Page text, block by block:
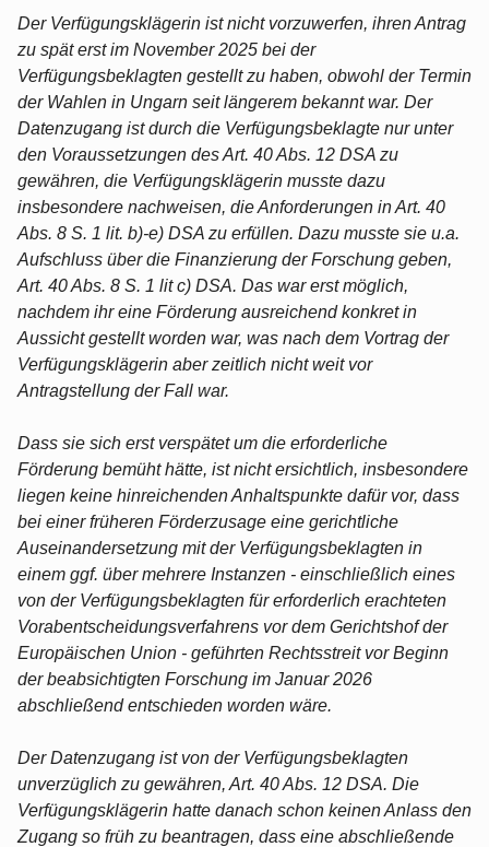
Der Verfügungsklägerin ist nicht vorzuwerfen, ihren Antrag
zu spät erst im November 2025 bei der
Verfügungsbeklagten gestellt zu haben, obwohl der Termin
der Wahlen in Ungarn seit längerem bekannt war. Der
Datenzugang ist durch die Verfügungsbeklagte nur unter
den Voraussetzungen des Art. 40 Abs. 12 DSA zu
gewähren, die Verfügungsklägerin musste dazu
insbesondere nachweisen, die Anforderungen in Art. 40
Abs. 8 S. 1 lit. b)-e) DSA zu erfüllen. Dazu musste sie u.a.
Aufschluss über die Finanzierung der Forschung geben,
Art. 40 Abs. 8 S. 1 lit c) DSA. Das war erst möglich,
nachdem ihr eine Förderung ausreichend konkret in
Aussicht gestellt worden war, was nach dem Vortrag der
Verfügungsklägerin aber zeitlich nicht weit vor
Antragstellung der Fall war.
Dass sie sich erst verspätet um die erforderliche
Förderung bemüht hätte, ist nicht ersichtlich, insbesondere
liegen keine hinreichenden Anhaltspunkte dafür vor, dass
bei einer früheren Förderzusage eine gerichtliche
Auseinandersetzung mit der Verfügungsbeklagten in
einem ggf. über mehrere Instanzen - einschließlich eines
von der Verfügungsbeklagten für erforderlich erachteten
Vorabentscheidungsverfahrens vor dem Gerichtshof der
Europäischen Union - geführten Rechtsstreit vor Beginn
der beabsichtigten Forschung im Januar 2026
abschließend entschieden worden wäre.
Der Datenzugang ist von der Verfügungsbeklagten
unverzüglich zu gewähren, Art. 40 Abs. 12 DSA. Die
Verfügungsklägerin hatte danach schon keinen Anlass den
Zugang so früh zu beantragen, dass eine abschließende